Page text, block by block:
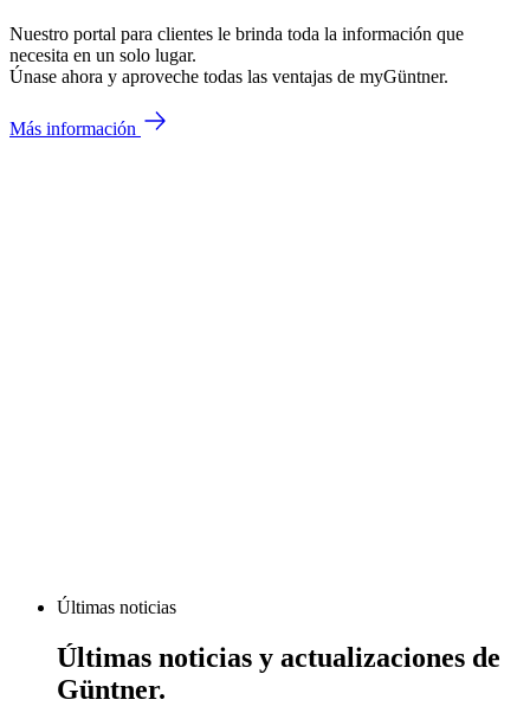
Nuestro portal para clientes le brinda toda la información que
necesita en un solo lugar.
Únase ahora y aproveche todas las ventajas de myGüntner.
Más información
Últimas noticias
Últimas noticias y actualizaciones de
Güntner.